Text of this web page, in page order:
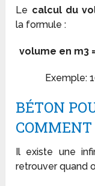
Le calcul du
la formule :
volume en m3
Exemple:
BÉTON
COMMENT
Il existe une
retrouver quand